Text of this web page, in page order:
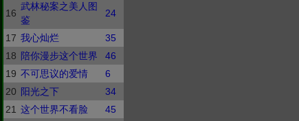
16
武林秘案之美人图
鉴
24
17 我心灿烂
35
18 陪你漫步这个世界
46
19 不可思议的爱情
6
20 阳光之下
34
21 这个世界不看脸
45